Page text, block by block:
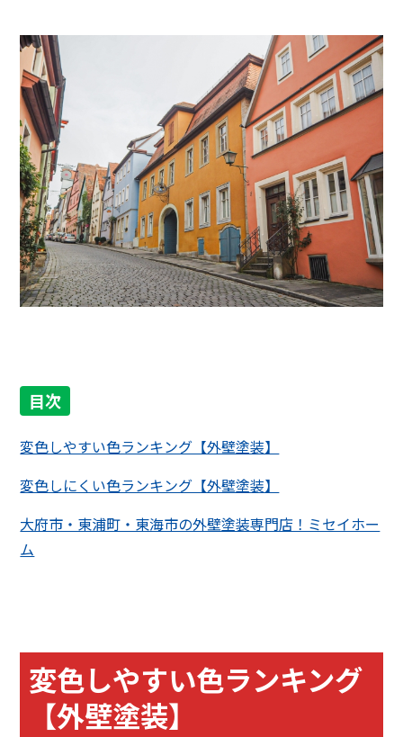
目次
変色しやすい色ランキング【外壁塗装】
変色しにくい色ランキング【外壁塗装】
大府市・東浦町・東海市の外壁塗装専門店！ミセイホー
ム
変色しやすい色ランキング
【外壁塗装】